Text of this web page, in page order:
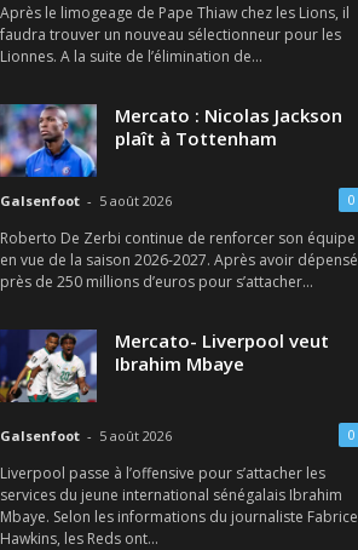
Après le limogeage de Pape Thiaw chez les Lions, il
faudra trouver un nouveau sélectionneur pour les
Lionnes. A la suite de l’élimination de...
Mercato : Nicolas Jackson
plaît à Tottenham
Galsenfoot - 5 août 2026 0
Roberto De Zerbi continue de renforcer son équipe
en vue de la saison 2026-2027. Après avoir dépensé
près de 250 millions d’euros pour s’attacher...
Mercato- Liverpool veut
Ibrahim Mbaye
Galsenfoot - 5 août 2026 0
Liverpool passe à l’offensive pour s’attacher les
services du jeune international sénégalais Ibrahim
Mbaye. Selon les informations du journaliste Fabrice
Hawkins, les Reds ont...